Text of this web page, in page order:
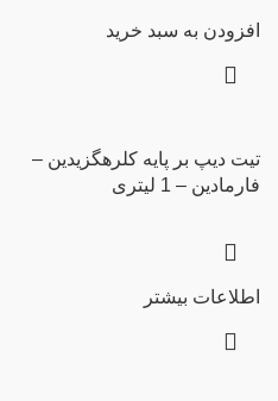
افزودن به سبد خرید
تیت دیپ بر پایه کلرهگزیدین –
فارمادین – 1 لیتری
اطلاعات بیشتر